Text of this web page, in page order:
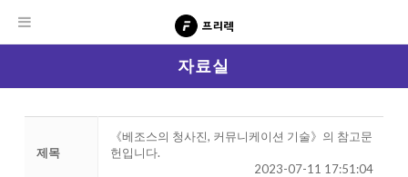
자료실
제목
《베조스의 청사진, 커뮤니케이션 기술》의 참고문
헌입니다.
2023-07-11 17:51:04